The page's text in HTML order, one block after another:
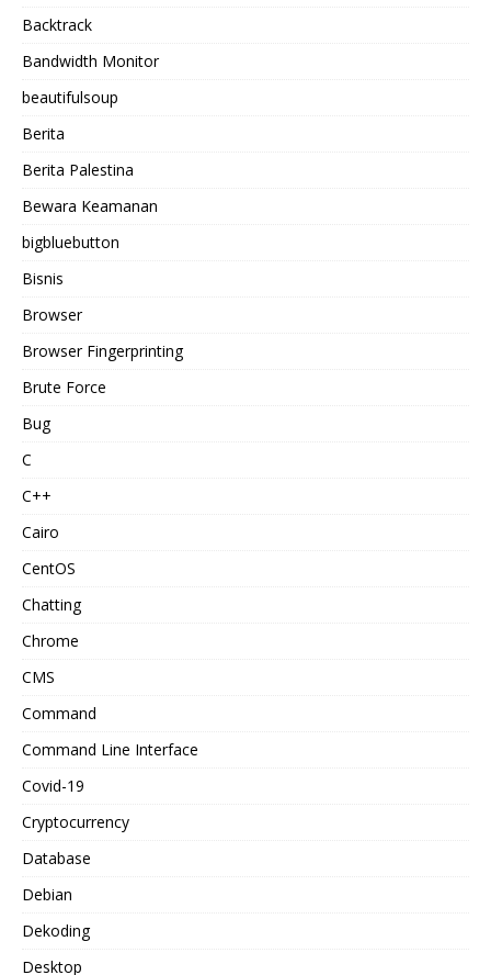
Backtrack
Bandwidth Monitor
beautifulsoup
Berita
Berita Palestina
Bewara Keamanan
bigbluebutton
Bisnis
Browser
Browser Fingerprinting
Brute Force
Bug
C
C++
Cairo
CentOS
Chatting
Chrome
CMS
Command
Command Line Interface
Covid-19
Cryptocurrency
Database
Debian
Dekoding
Desktop